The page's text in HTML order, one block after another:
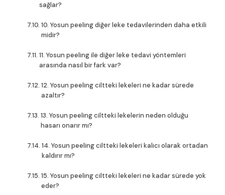
sağlar?
10. Yosun peeling diğer leke tedavilerinden daha etkili
midir?
11. Yosun peeling ile diğer leke tedavi yöntemleri
arasında nasıl bir fark var?
12. Yosun peeling ciltteki lekeleri ne kadar sürede
azaltır?
13. Yosun peeling ciltteki lekelerin neden olduğu
hasarı onarır mı?
14. Yosun peeling ciltteki lekeleri kalıcı olarak ortadan
kaldırır mı?
15. Yosun peeling ciltteki lekeleri ne kadar sürede yok
eder?